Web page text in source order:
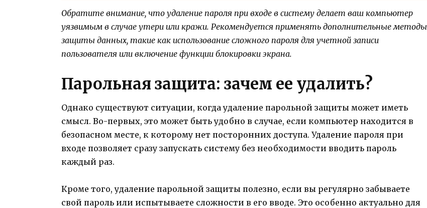
Обратите внимание, что удаление пароля при входе в систему делает ваш компьютер
уязвимым в случае утери или кражи. Рекомендуется применять дополнительные методы
защиты данных, такие как использование сложного пароля для учетной записи
пользователя или включение функции блокировки экрана.
Парольная защита: зачем ее удалить?
Однако существуют ситуации, когда удаление парольной защиты может иметь
смысл. Во-первых, это может быть удобно в случае, если компьютер находится в
безопасном месте, к которому нет посторонних доступа. Удаление пароля при
входе позволяет сразу запускать систему без необходимости вводить пароль
каждый раз.
Кроме того, удаление парольной защиты полезно, если вы регулярно забываете
свой пароль или испытываете сложности в его вводе. Это особенно актуально для